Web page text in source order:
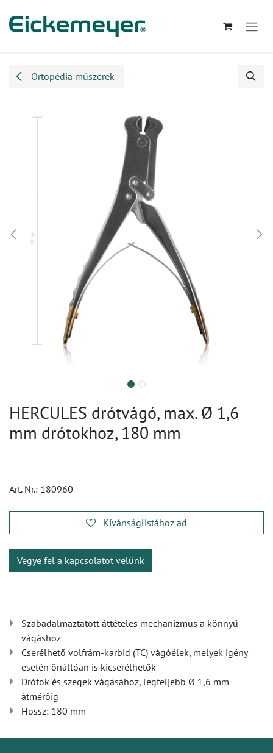
Ortopédia műszerek
HERCULES drótvágó, max. Ø 1,6
mm drótokhoz, 180 mm
Art. Nr.: 180960
Kívánságlistához ad
Vegye fel a kapcsolatot velünk
Szabadalmaztatott áttételes mechanizmus a könnyű
vágáshoz
Cserélhető volfrám-karbid (TC) vágóélek, melyek igény
esetén önállóan is kicserélhetők
Drótok és szegek vágásához, legfeljebb Ø 1,6 mm
átmérőig
Hossz: 180 mm